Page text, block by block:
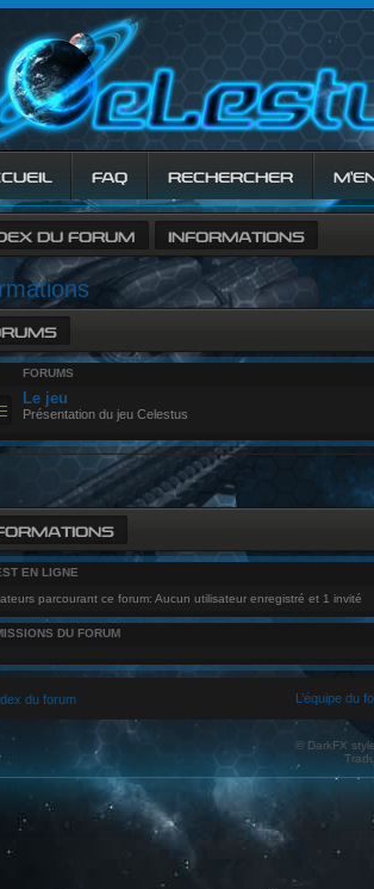
FAQ RECHERCHER
DU FORUM INFORMATIONS
FORUMS
Le jeu
Présentation du jeu Celestus
EN LIGNE
parcourant ce forum: Aucun utilisateur enregistré et 1 invité
DU FORUM
du forum L’équipe du
© DarkFX